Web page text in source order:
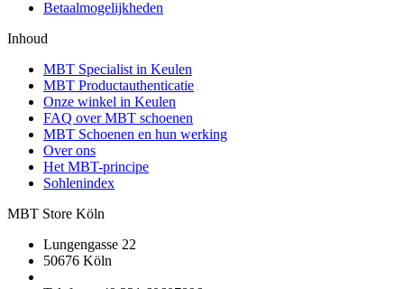
Betaalmogelijkheden
Inhoud
MBT Specialist in Keulen
MBT Productauthenticatie
Onze winkel in Keulen
FAQ over MBT schoenen
MBT Schoenen en hun werking
Over ons
Het MBT-principe
Sohlenindex
MBT Store Köln
Lungengasse 22
50676 Köln